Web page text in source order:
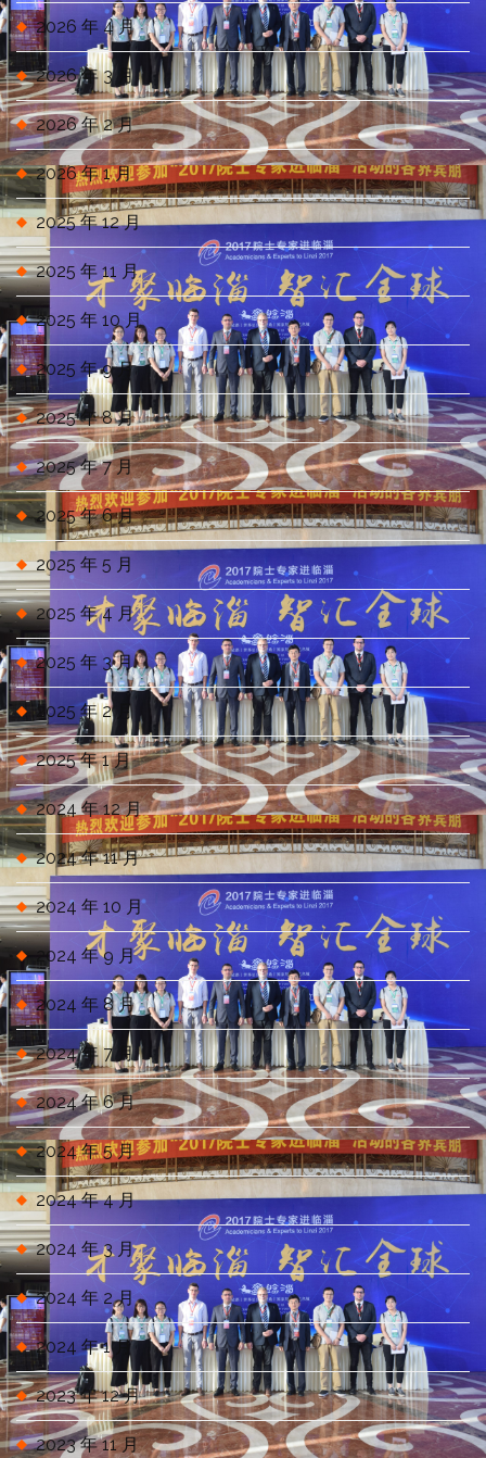
2026 年 4 月
2026 年 3 月
2026 年 2 月
2026 年 1 月
2025 年 12 月
2025 年 11 月
2025 年 10 月
2025 年 9 月
2025 年 8 月
2025 年 7 月
2025 年 6 月
2025 年 5 月
2025 年 4 月
2025 年 3 月
2025 年 2 月
2025 年 1 月
2024 年 12 月
2024 年 11 月
2024 年 10 月
2024 年 9 月
2024 年 8 月
2024 年 7 月
2024 年 6 月
2024 年 5 月
2024 年 4 月
2024 年 3 月
2024 年 2 月
2024 年 1 月
2023 年 12 月
2023 年 11 月